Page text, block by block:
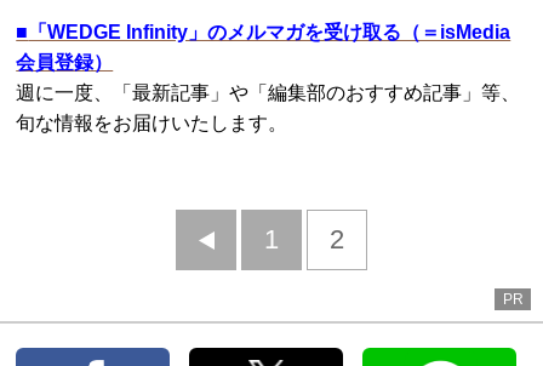
■ 「WEDGE Infinity」のメルマガを受け取る（＝isMedia
会員登録）
週に一度、「最新記事」や「編集部のおすすめ記事」等、
旬な情報をお届けいたします。
前
1 2
PR